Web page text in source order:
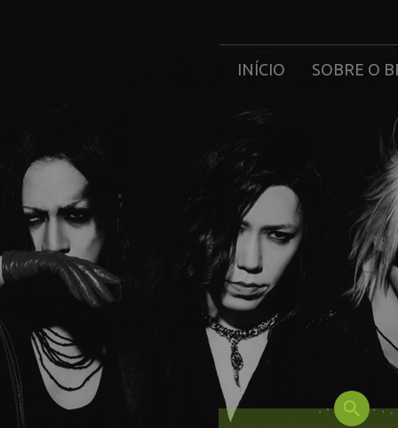
INÍCIO SOBRE O